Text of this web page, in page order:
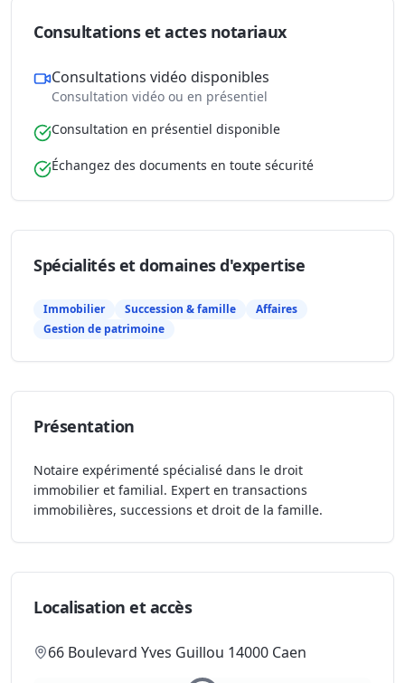
Consultations et actes notariaux
Consultations vidéo disponibles
Consultation vidéo ou en présentiel
Consultation en présentiel disponible
Échangez des documents en toute sécurité
Spécialités et domaines d'expertise
Immobilier Succession & famille
Affaires
Gestion de patrimoine
Présentation
Notaire expérimenté spécialisé dans le droit
immobilier et familial. Expert en transactions
immobilières, successions et droit de la famille.
Localisation et accès
66 Boulevard Yves Guillou 14000 Caen